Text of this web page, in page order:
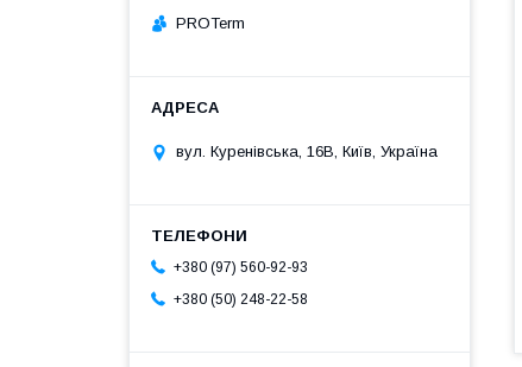
PROTerm
вул. Куренівська, 16В, Київ, Україна
+380 (97) 560-92-93
+380 (50) 248-22-58